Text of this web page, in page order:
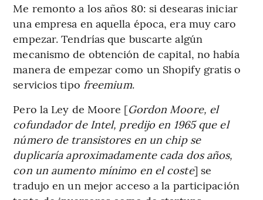
Me remonto a los años 80: si desearas iniciar
una empresa en aquella época, era muy caro
empezar. Tendrías que buscarte algún
mecanismo de obtención de capital, no había
manera de empezar como un Shopify gratis o
servicios tipo freemium.
Pero la Ley de Moore [Gordon Moore, el
cofundador de Intel, predijo en 1965 que el
número de transistores en un chip se
duplicaría aproximadamente cada dos años,
con un aumento mínimo en el coste] se
tradujo en un mejor acceso a la participación